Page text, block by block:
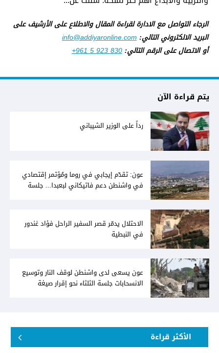
الرجاء التواصل مع الادارة لقراءة المقال والاطلاع على الأرشيف على
البريد الالكتروني التالي:info@addiyaronline.com
أو الاتصال على الرقم التالي:+961 5 923 830
يتم قراءة الآن
رداً على الوزير الشيباني
عون: تقدّم إيجابي في روما ومُؤتمر إقتصادي
في واشنطن دعم فاتيكاني لبعبدا... جلسة
الاحتلال يدمّر قصر السفير الراحل فؤاد غندور
في النبطية
عون يسعى لدى واشنطن لوقف النار وتوسيع
الانسحابات جلسة الثلثاء نحو إقرار صيغة
الأكثر قراءة